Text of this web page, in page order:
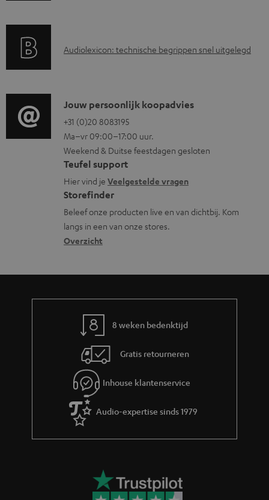
n
e
i
n
f
o
r
m
a
A
i
o
g
l
o
s
s
a
r
Audiolexicon: technische begrippen snel uitgelegd
C
o
n
t
a
c
t
i
n
r
Jouw persoonlijk koopadvies
+31 (0)20 8083195
Ma–vr 09:00–17:00 uur.
Weekend & Duitse feestdagen gesloten
Teufel support
Hier vind je Veelgestelde vragen
Storefinder
Beleef onze producten live en van dichtbij. Kom
langs in een van onze stores.
Overzicht
8 weken bedenktijd
Gratis retourneren
Inhouse klantenservice
Audio-expertise sinds 1979